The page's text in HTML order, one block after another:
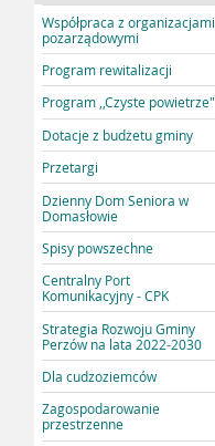
Współpraca z organizacjami
pozarządowymi
Program rewitalizacji
Program ,,Czyste powietrze"
Dotacje z budżetu gminy
Przetargi
Dzienny Dom Seniora w
Domasłowie
Spisy powszechne
Centralny Port
Komunikacyjny - CPK
Strategia Rozwoju Gminy
Perzów na lata 2022-2030
Dla cudzoziemców
Zagospodarowanie
przestrzenne